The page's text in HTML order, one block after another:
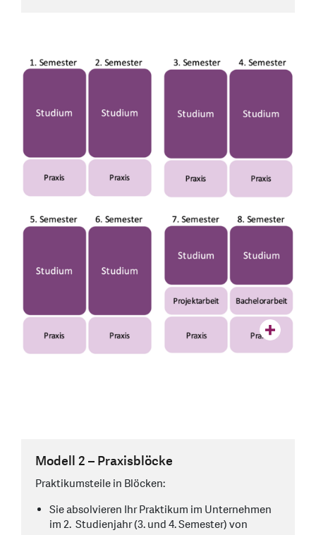
Modell 2 – Praxisblöcke
Praktikumsteile in Blöcken:
Sie absolvieren Ihr Praktikum im Unternehmen
im 2. Studienjahr (3. und 4. Semester) von